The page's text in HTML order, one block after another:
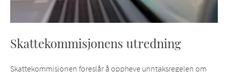
Skattekommisjonens utredning
Skattekommisjonen foreslår å oppheve unntaksregelen om